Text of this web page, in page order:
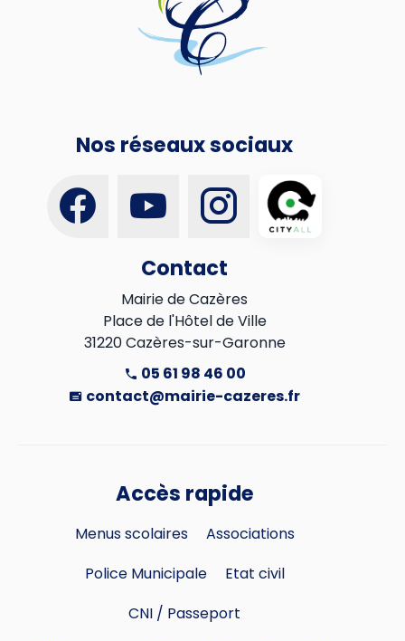
Nos réseaux sociaux
Contact
Mairie de Cazères
Place de l'Hôtel de Ville
31220 Cazères-sur-Garonne
05 61 98 46 00
contact@mairie-cazeres.fr
Accès rapide
Menus scolaires
Associations
Police Municipale
Etat civil
CNI / Passeport